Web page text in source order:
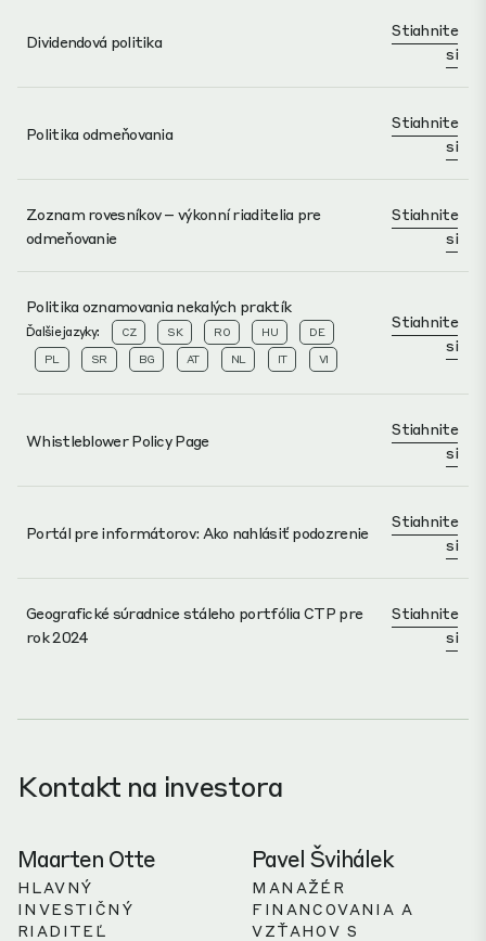
Dividendová politika
Stiahnite
si
Politika odmeňovania
Stiahnite
si
Zoznam rovesníkov – výkonní riaditelia pre
odmeňovanie
Stiahnite
si
Politika oznamovania nekalých praktík
Ďalšie jazyky: CZ SK RO HU DE
PL SR BG AT NL IT VI
Stiahnite
si
Whistleblower Policy Page
Stiahnite
si
Portál pre informátorov: Ako nahlásiť podozrenie
Stiahnite
si
Geografické súradnice stáleho portfólia CTP pre
rok 2024
Stiahnite
si
Kontakt na investora
Maarten Otte
HLAVNÝ
INVESTIČNÝ
RIADITEĽ
Pavel Švihálek
MANAŽÉR
FINANCOVANIA A
VZŤAHOV S